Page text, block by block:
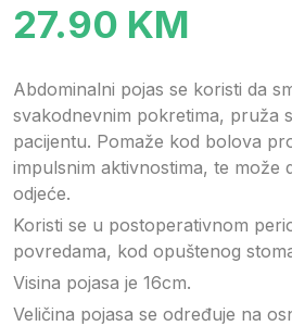
27.90 KM
Abdominalni pojas se koristi da
svakodnevnim pokretima, pruža
pacijentu. Pomaže kod bolova
impulsnim aktivnostima, te može
odjeće.
Koristi se u postoperativnom
povredama, kod opuštenog
Visina pojasa je 16cm.
Veličina pojasa se određuje na